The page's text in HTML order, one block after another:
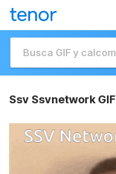
Ssv Ssvnetwork GIF